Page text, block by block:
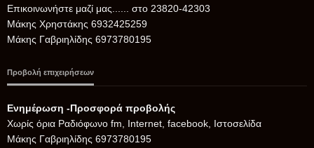
Επικοινωνήστε μαζί μας...... στο 23820-42303
Μάκης Χρηστάκης 6932425259
Μάκης Γαβριηλίδης 6973780195
Προβολή επιχειρήσεων
Ενημέρωση -Προσφορά προβολής
Xωρίς όρια Ραδιόφωνο fm, Internet, facebook, Ιστοσελίδα
Μάκης Γαβριηλίδης 6973780195